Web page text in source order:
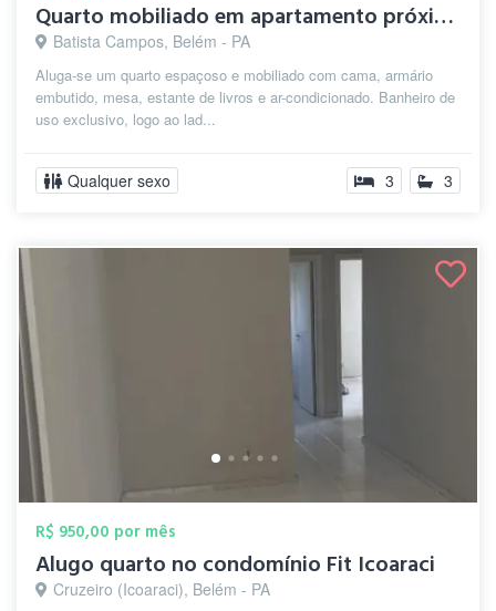
Quarto mobiliado em apartamento próximo ...
Batista Campos, Belém - PA
Aluga-se um quarto espaçoso e mobiliado com cama, armário
embutido, mesa, estante de livros e ar-condicionado. Banheiro de
uso exclusivo, logo ao lad...
Qualquer sexo 3 3
R$ 950,00 por mês
Alugo quarto no condomínio Fit Icoaraci
Cruzeiro (Icoaraci), Belém - PA